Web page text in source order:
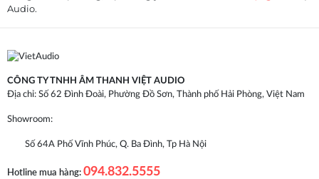
Audio.
CÔNG TY TNHH ÂM THANH VIỆT AUDIO
Địa chỉ: Số 62 Đình Đoài, Phường Đồ Sơn, Thành phố Hải Phòng, Việt Nam
Showroom:
Số 64A Phố Vĩnh Phúc, Q. Ba Đình, Tp Hà Nội
Hotline mua hàng:094.832.5555